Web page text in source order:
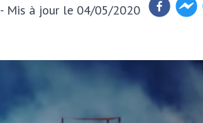
- Mis à jour le 04/05/2020